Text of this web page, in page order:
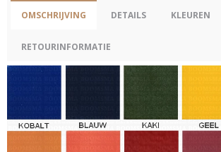
OMSCHRIJVING DETAILS KLEUREN
RETOURINFORMATIE